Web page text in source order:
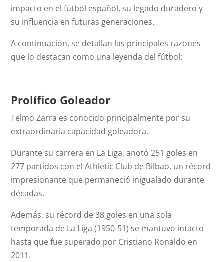
impacto en el fútbol español, su legado duradero y
su influencia en futuras generaciones.
A continuación, se detallan las principales razones
que lo destacan como una leyenda del fútbol:
Prolífico Goleador
Telmo Zarra es conocido principalmente por su
extraordinaria capacidad goleadora.
Durante su carrera en La Liga, anotó 251 goles en
277 partidos con el Athletic Club de Bilbao, un récord
impresionante que permaneció inigualado durante
décadas.
Además, su récord de 38 goles en una sola
temporada de La Liga (1950-51) se mantuvo intacto
hasta que fue superado por Cristiano Ronaldo en
2011.